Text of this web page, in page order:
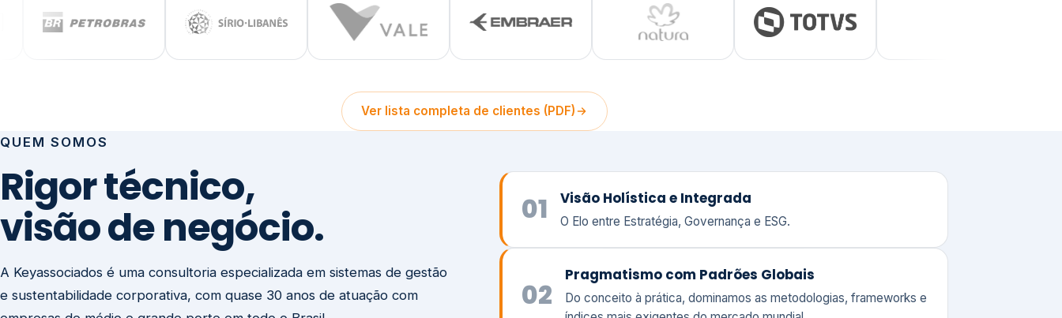
Ver lista completa de clientes (PDF)
visão de negócio.
A Keyassociados é uma consultoria especializada em sistemas de gestão
e sustentabilidade corporativa, com quase 30 anos de atuação com
empresas de médio e grande porte em todo o Brasil.
Não prestamos consultoria para preencher relatórios. Estruturamos a
sua governança para que ela seja a maior força competitiva do seu
negócio.
01 Visão Holística e Integrada
O Elo entre Estratégia, Governança e ESG.
02
Pragmatismo com Padrões Globais
Do conceito à prática, dominamos as metodologias, frameworks e
índices mais exigentes do mercado mundial.
03
Foco em Prêmios de Valor e Perenidade
Atuamos ao seu lado com o compromisso de quem entende o
peso e a responsabilidade de gerir um patrimônio corporativo.